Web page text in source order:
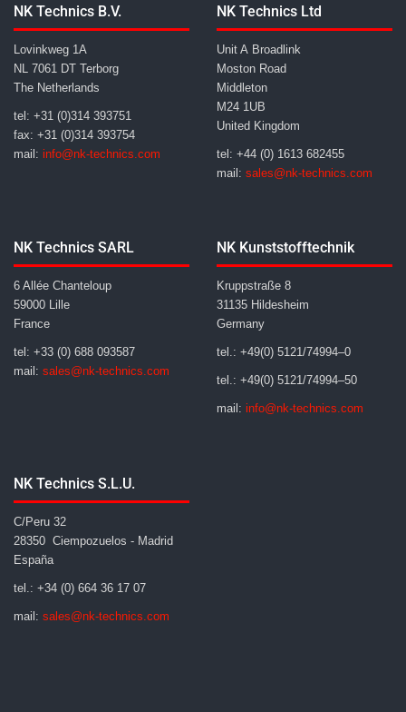
NK Technics B.V.
Lovinkweg 1A
NL 7061 DT Terborg
The Netherlands
tel: +31 (0)314 393751
fax: +31 (0)314 393754
mail: info@nk-technics.com
NK Technics Ltd
Unit A Broadlink
Moston Road
Middleton
M24 1UB
United Kingdom
tel: +44 (0) 1613 682455
mail: sales@nk-technics.com
NK Technics SARL
6 Allée Chanteloup
59000 Lille
France
tel: +33 (0) 688 093587
mail: sales@nk-technics.com
NK Kunststofftechnik
Kruppstraße 8
31135 Hildesheim
Germany
tel.: +49(0) 5121/74994–0
tel.: +49(0) 5121/74994–50
mail: info@nk-technics.com
NK Technics S.L.U.
C/Peru 32
28350 Ciempozuelos - Madrid
España
tel.: +34 (0) 664 36 17 07
mail: sales@nk-technics.com